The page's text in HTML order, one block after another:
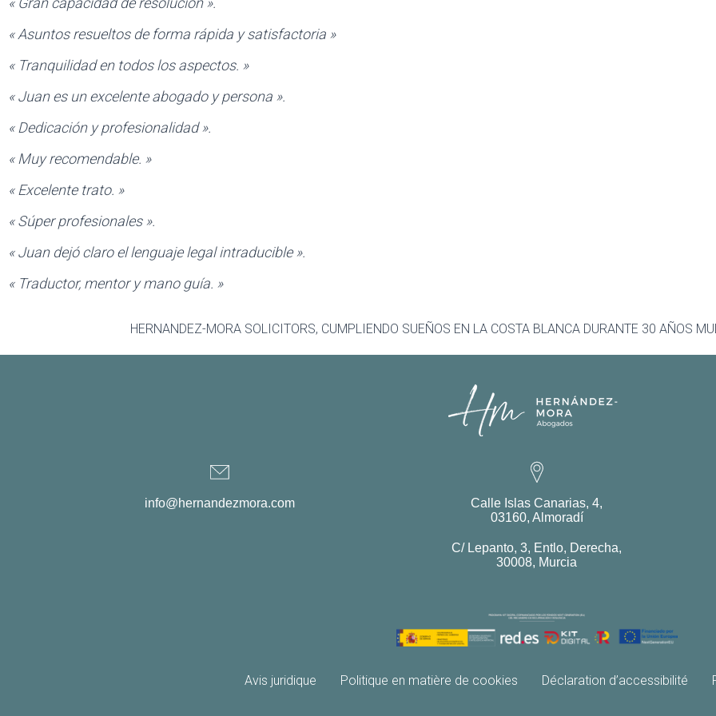
« Asuntos resueltos de forma rápida y satisfactoria »
« Tranquilidad en todos los aspectos. »
« Juan es un excelente abogado y persona ».
« Dedicación y profesionalidad ».
« Muy recomendable. »
« Excelente trato. »
« Súper profesionales ».
« Juan dejó claro el lenguaje legal intraducible ».
« Traductor, mentor y mano guía. »
HERNANDEZ-MORA SOLICITORS, CUMPLIENDO SUEÑOS EN LA COSTA BLANCA DURANTE 30 AÑOS
info@hernandezmora.com
Calle Islas Canarias, 4,
03160, Almoradí
C/ Lepanto, 3, Entlo, Derecha,
30008, Murcia
Avis juridique Politique en matière de cookies Déclaration d’accessibilité